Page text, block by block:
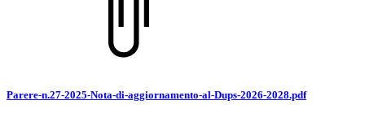
Parere-n.27-2025-Nota-di-aggiornamento-al-Dups-2026-2028.pdf